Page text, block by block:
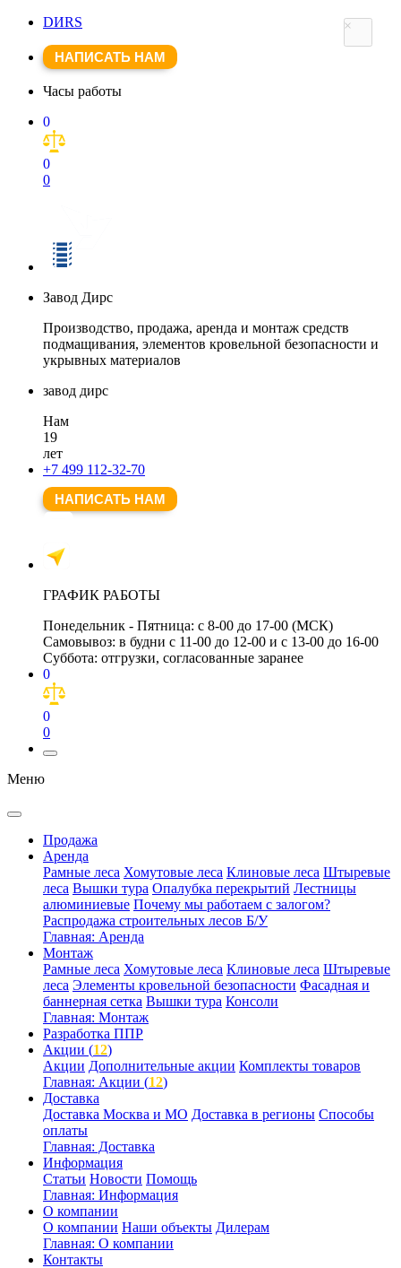
DИRS
НАПИСАТЬ НАМ
Часы работы
0
0
0
Завод Дирс
Производство, продажа, аренда и монтаж средств
подмащивания, элементов кровельной безопасности и
укрывных материалов
завод дирс
Нам
19
лет
+7 499 112-32-70
НАПИСАТЬ НАМ
ГРАФИК РАБОТЫ
Понедельник - Пятница: с 8-00 до 17-00 (МСК)
Самовывоз: в будни с 11-00 до 12-00 и с 13-00 до 16-00
Суббота: отгрузки, согласованные заранее
0
0
0
Меню
Продажа
Аренда
Рамные леса Хомутовые леса Клиновые леса Штыревые
леса Вышки тура Опалубка перекрытий Лестницы
алюминиевые Почему мы работаем с залогом?
Распродажа строительных лесов Б/У
Главная: Аренда
Монтаж
Рамные леса Хомутовые леса Клиновые леса Штыревые
леса Элементы кровельной безопасности Фасадная и
баннерная сетка Вышки тура Консоли
Главная: Монтаж
Разработка ППР
Акции (12)
Акции Дополнительные акции Комплекты товаров
Главная: Акции (12)
Доставка
Доставка Москва и МО Доставка в регионы Способы
оплаты
Главная: Доставка
Информация
Статьи Новости Помощь
Главная: Информация
О компании
О компании Наши объекты Дилерам
Главная: О компании
Контакты
×